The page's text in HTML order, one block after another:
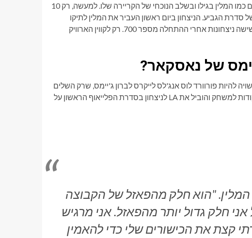
מעט נהגים וספורטאים בכלל מוצאים את עצמם מתפקדים כמו המלין בגילו ובשלב הנוכחי של הקריירה שלו. למעשה, רק 10
גביע, כולל המלין, זכו במירוץ לאחר הפתיחה ה-700 של סדרת הגביע. הניצחון ביום ראשון העביר את המלין לתיקו
במקום השלישי ברשימה זו עם ג'ף גורדון, שכן להמלין יש שישה ניצחונות אחרי ההתחלה מספר 700. רק לקווין הארוויק
של נאסקאר?
להיות פורוורד לוס אנג'לס לייקרס לברון ג'יימס, שרק השלים
את עונת ה-NBA ה-23 שלו ועשה זאת בעודו קולע 20.9 נקודות למשחק והוביל את LA לניצחון בסדרת הפלייאוף הראשון על
"הוא חלק מהפאזל של הקבוצה
חלק גדול יותר מהפאזל. אני מרגיש
קצת את הכישורים שלי כדי להאמין